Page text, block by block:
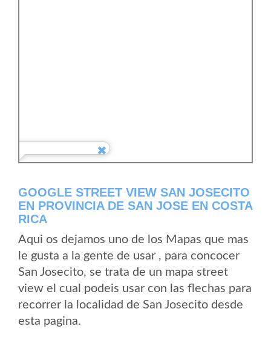
GOOGLE STREET VIEW SAN JOSECITO
EN PROVINCIA DE SAN JOSE EN COSTA
RICA
Aqui os dejamos uno de los Mapas que mas
le gusta a la gente de usar , para concocer
San Josecito, se trata de un mapa street
view el cual podeis usar con las flechas para
recorrer la localidad de San Josecito desde
esta pagina.